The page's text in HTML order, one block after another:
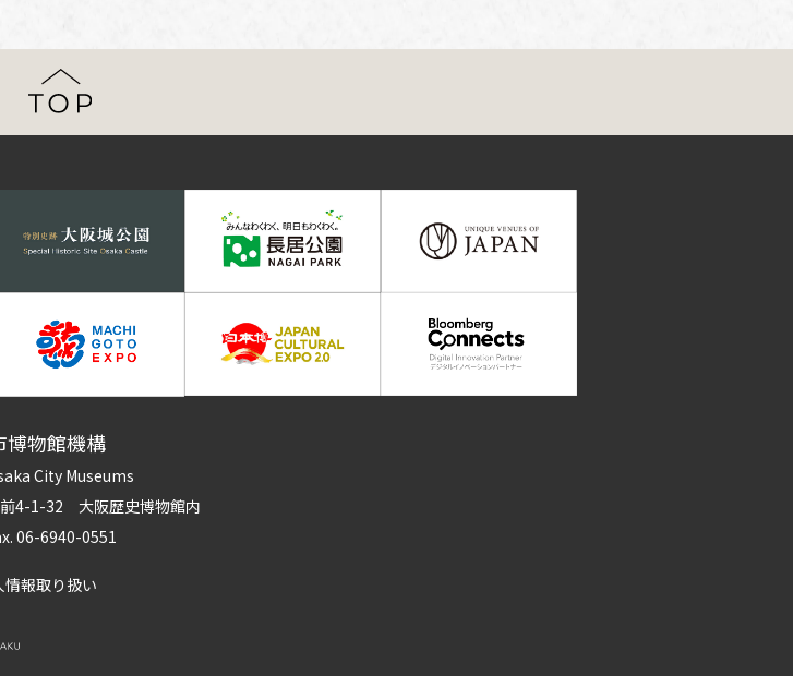
博物館機構
City Museums
4-1-32 大阪歴史博物館内
06-6940-0551
報取り扱い